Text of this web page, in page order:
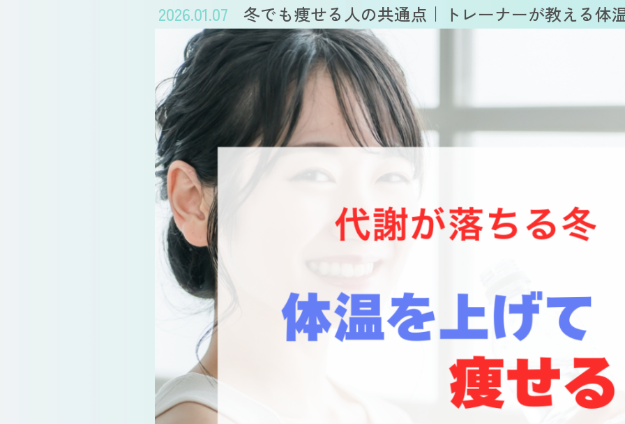
入会手続きのご案内
お支払いについて
よくあるご質問
会員様からいただいた声
お問い合わせ マイページ
運営会社について サイトマップ ご利用規約
2026.01.07 冬でも痩せる人の共通点｜トレーナーが教える体